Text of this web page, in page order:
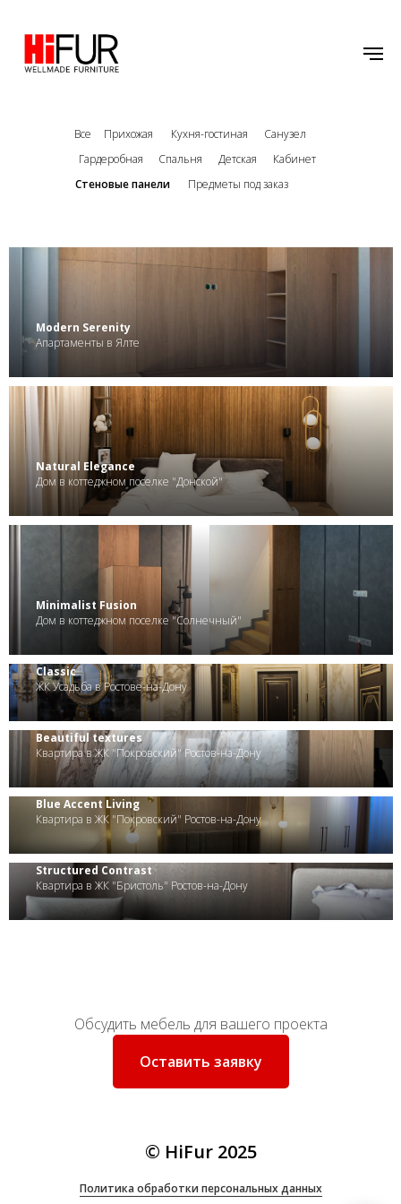
Все
Спальня
Прихожая Кухня-гостиная
Стеновые панели
Санузел
Гардеробная
Детская
Предметы под заказ
Кабинет
Modern Serenity
Апартаменты в Ялте
Natural Elegance
Дом в коттеджном поселке "Донской"
Minimalist Fusion
Дом в коттеджном поселке "Солнечный"
Classic
ЖК Усадьба в Ростове-на-Дону
Beautiful textures
Квартира в ЖК "Покровский" Ростов-на-Дону
Blue Accent Living
Квартира в ЖК "Покровский" Ростов-на-Дону
Structured Contrast
Квартира в ЖК "Бристоль" Ростов-на-Дону
Обсудить мебель для вашего проекта
Оставить заявку
© HiFur 2025
Политика обработки персональных данных